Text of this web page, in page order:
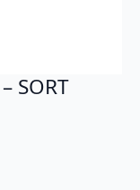
SORT